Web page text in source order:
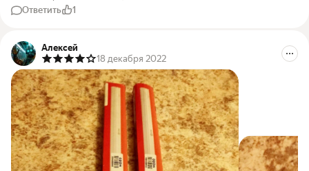
Ответить
1
Алексей
18 декабря 2022